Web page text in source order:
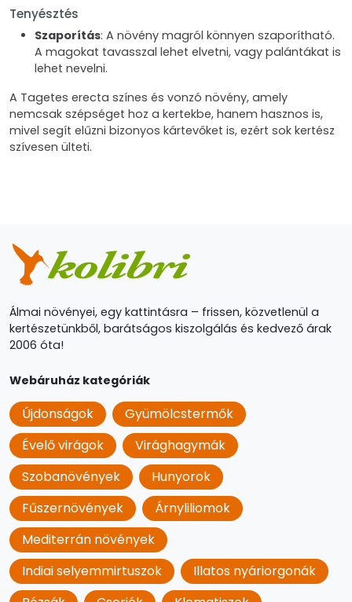
Tenyésztés
Szaporítás: A növény magról könnyen szaporítható.
A magokat tavasszal lehet elvetni, vagy palántákat is
lehet nevelni.
A Tagetes erecta színes és vonzó növény, amely
nemcsak szépséget hoz a kertekbe, hanem hasznos is,
mivel segít elűzni bizonyos kártevőket is, ezért sok kertész
szívesen ülteti.
Álmai növényei, egy kattintásra – frissen, közvetlenül a
kertészetünkből, barátságos kiszolgálás és kedvező árak
2006 óta!
Webáruház kategóriák
Újdonságok
Gyümölcstermők
Évelő virágok
Virághagymák
Szobanövények
Hunyorok
Fűszernövények
Árnyliliomok
Mediterrán növények
Indiai selyemmirtuszok
Illatos nyáriorgonák